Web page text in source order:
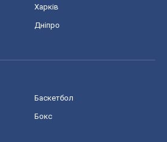
Харків
Дніпро
Баскетбол
Бокс